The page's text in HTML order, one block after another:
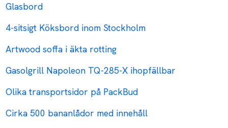
Glasbord
4-sitsigt Köksbord inom Stockholm
Artwood soffa i äkta rotting
Gasolgrill Napoleon TQ-285-X ihopfällbar
Olika transportsidor på PackBud
Cirka 500 bananlådor med innehåll